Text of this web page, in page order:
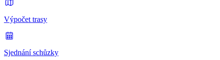
Výpočet trasy
Sjednání schůzky